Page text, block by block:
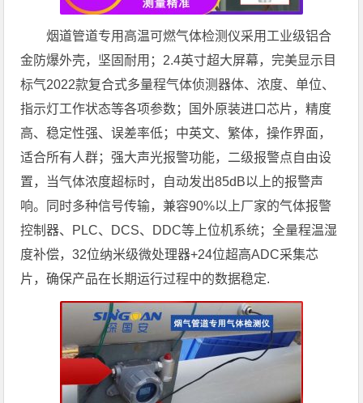
烟道管道专用高温可燃气体检测仪采用工业级铝合
金防爆外壳，坚固耐用；2.4英寸超大屏幕，完美显示目
标气2022款复合式多量程气体侦测器体、浓度、单位、
指示灯工作状态等各项参数；国外原装进口芯片，精度
高、稳定性强、误差率低；中英文、繁体，操作界面，
适合所有人群；强大声光报警功能，二级报警点自由设
置，当气体浓度超标时，自动发出85dB以上的报警声
响。同时多种信号传输，兼容90%以上厂家的气体报警
控制器、PLC、DCS、DDC等上位机系统；全量程温湿
度补偿，32位纳米级微处理器+24位超高ADC采集芯
片，确保产品在长期运行过程中的数据稳定.